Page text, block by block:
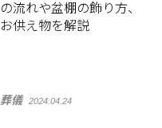
の流れや盆棚の飾り方、
お供え物を解説
葬儀 2024.04.24